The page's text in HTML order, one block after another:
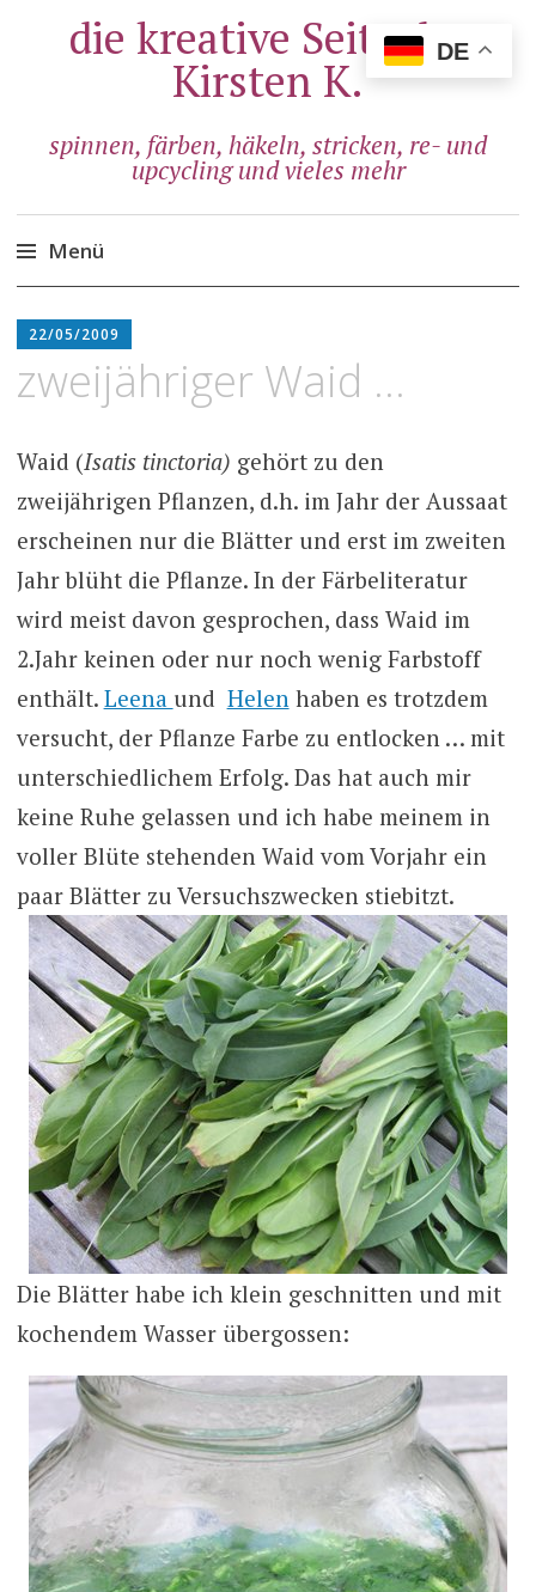
die kreative Seite der
Kirsten K.
spinnen, färben, häkeln, stricken, re- und
upcycling und vieles mehr
Menü
Inhalt
springen
22/05/2009
zweijähriger Waid …
Waid (Isatis tinctoria) gehört zu den
zweijährigen Pflanzen, d.h. im Jahr der Aussaat
erscheinen nur die Blätter und erst im zweiten
Jahr blüht die Pflanze. In der Färbeliteratur
wird meist davon gesprochen, dass Waid im
2.Jahr keinen oder nur noch wenig Farbstoff
enthält. Leena und Helenhaben es trotzdem
versucht, der Pflanze Farbe zu entlocken … mit
unterschiedlichem Erfolg. Das hat auch mir
keine Ruhe gelassen und ich habe meinem in
voller Blüte stehenden Waid vom Vorjahr ein
paar Blätter zu Versuchszwecken stiebitzt.
Die Blätter habe ich klein geschnitten und mit
kochendem Wasser übergossen:
DE